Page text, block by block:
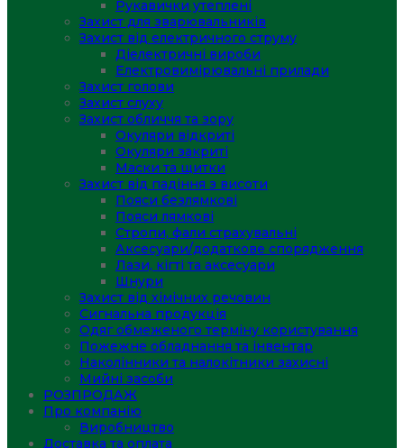
Рукавички утеплені
Захист для зварювальників
Захист від електричного струму
Діелектричні вироби
Електровимірювальні прилади
Захист голови
Захист слуху
Захист обличчя та зору
Окуляри відкриті
Окуляри закриті
Маски та щитки
Захист від падіння з висоти
Пояси безлямкові
Пояси лямкові
Стропи, фали страхувальні
Аксесуари/додаткове спорядження
Лази, кігті та аксесуари
Шнури
Захист від хімічних речовин
Сигнальна продукція
Одяг обмеженого терміну користування
Пожежне обладнання та інвентар
Наколінники та налокітники захисні
Мийні засоби
РОЗПРОДАЖ
Про компанію
Виробництво
Доставка та оплата